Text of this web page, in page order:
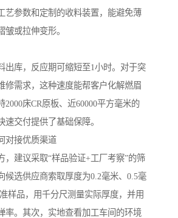
艺参数和定制的收料装置，能避免薄
皱或拉伸变形。
出库，反应期可缩短至1小时。对于突
修需求，这种速度能帮客户化解燃眉
2000床CR原板、近60000平方毫米的
速交付提供了基础保障。
对接优质渠道
，建议采取“样品验证+工厂考察”的筛
候选供应商索取厚度为0.2毫米、0.5毫
样品，用千分尺测量实际厚度，并用
率。其次，实地查看加工车间的环境